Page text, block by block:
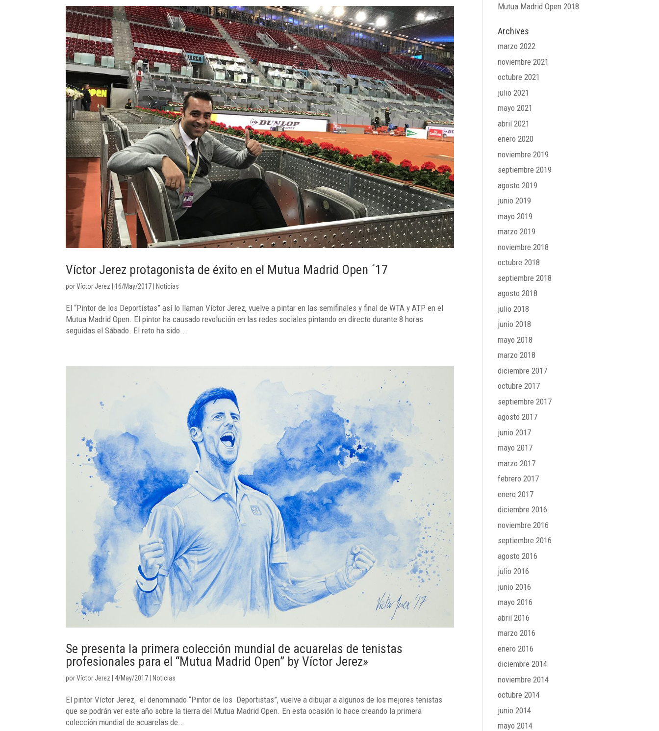
Víctor Jerez protagonista de éxito en el Mutua Madrid Open ´17
porVíctor Jerez | 16/May/2017|Noticias
El “Pintor de los Deportistas” así lo llaman Víctor Jerez, vuelve a pintar en las semifinales y final de WTA y ATP en el
Mutua Madrid Open. El pintor ha causado revolución en las redes sociales pintando en directo durante 8 horas
seguidas el Sábado. El reto ha sido...
Se presenta la primera colección mundial de acuarelas de tenistas
profesionales para el “Mutua Madrid Open” by Víctor Jerez»
porVíctor Jerez |4/May/2017 Noticias
El pintor Víctor Jerez, el denominado “Pintor de los Deportistas”, vuelve a dibujar a algunos de los mejores tenistas
que se podrán ver este año sobre la tierra del Mutua Madrid Open. En esta ocasión lo hace creando la primera
colección mundial de acuarelas de...
Mutua Madrid Open 2018
Archives
marzo 2022
noviembre 2021
octubre 2021
julio 2021
mayo 2021
abril 2021
enero 2020
noviembre 2019
septiembre 2019
agosto 2019
junio 2019
mayo 2019
marzo 2019
noviembre 2018
octubre 2018
septiembre 2018
agosto 2018
julio 2018
junio 2018
mayo 2018
marzo 2018
diciembre 2017
octubre 2017
septiembre 2017
agosto 2017
junio 2017
mayo 2017
marzo 2017
febrero 2017
enero 2017
diciembre 2016
noviembre 2016
septiembre 2016
agosto 2016
julio 2016
junio 2016
mayo 2016
abril 2016
marzo 2016
enero 2016
diciembre 2014
noviembre 2014
octubre 2014
junio 2014
mayo 2014